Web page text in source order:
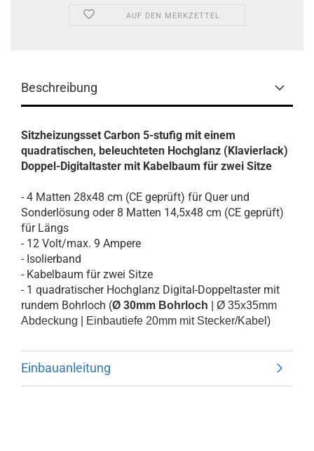
AUF DEN MERKZETTEL
Beschreibung
Sitzheizungsset Carbon 5-stufig mit einem
quadratischen, beleuchteten Hochglanz (Klavierlack)
Doppel-Digitaltaster mit Kabelbaum für zwei Sitze
- 4 Matten 28x48 cm (CE geprüft) für Quer und
Sonderlösung oder 8 Matten 14,5x48 cm (CE geprüft)
für Längs
- 12 Volt/max. 9 Ampere
- Isolierband
- Kabelbaum für zwei Sitze
- 1 quadratischer Hochglanz Digital-Doppeltaster mit
rundem Bohrloch (Ø 30mm Bohrloch
Ø 35x35mm
Abdeckung |
Einbautiefe 20mm mit Stecker/Kabel)
Einbauanleitung